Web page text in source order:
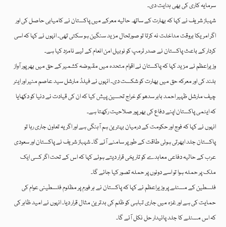
سرمایہ کاری کی بھی ہدایت دی۔
شہباز شریف نے کہا کہ بھارت کے ساتھ حالیہ معرکے میں پاکستان نے کامیابی حاصل کی اور
اگر امریکا بروقت مداخلت نہ کرتا تو صورتحال مزید سنگین ہو سکتی تھی۔ انہوں نے کہا کہ اسی
کردار کے باعث پاکستان نے صدر ٹرمپ کو نوبیل امن انعام کے لیے نامزد کیا ہے۔
وزیراعظم نے مزید کہا کہ پاکستان نے اقوام متحدہ میں مقبوضہ کشمیر کے حق میں بھرپور آواز
بلند کی اور معرکہ حق میں بھارت کو شکست دی۔ انہوں نے فیلڈ مارشل سید عاصم منیر اور ایئر
چیف مارشل ظہیر احمد بابر سدھو کو خراج تحسین پیش کیا کہ ان کی قیادت نے دنیا کو دکھایا
کہ ایٹمی پاکستان اپنے دفاع کی بھرپور صلاحیت رکھتا ہے۔
انہوں نے کہا کہ فوج اور حکومت کے درمیان بہترین ہم آہنگی ہے اور اگر یہ تعاون جاری رہا تو
پاکستان جلد ابھرتی ہوئی طاقت کے طور پر سامنے آئے گا۔ شہباز شریف نے پاکستان اور سعودی
عرب کے حالیہ دفاعی معاہدے کو تاریخی قرار دیتے ہوئے کہا کہ اس کے تحت اگر کسی ایک
ملک پر حملہ ہوا تو اسے دونوں پر حملہ تصور کیا جائے گا۔
فلسطین کے مسئلے پر وزیراعظم نے کہا کہ پاکستان نے ہر فورم پر مظلوم فلسطینی عوام کی
حمایت کی ہے اور غزہ میں جاری تباہی کو ظلم کی بدترین مثال قرار دیا۔ انہوں نے امید ظاہر کی
کہ اس مسئلے کا جلد پائیدار حل نکل آئے گا۔